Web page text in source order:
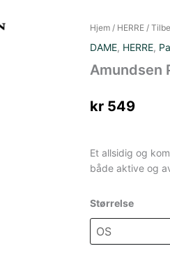
Hjem/ HERRE/
DAME, HERRE,
Amundsen
kr549
Et allsidig og
både aktive og
Størrelse